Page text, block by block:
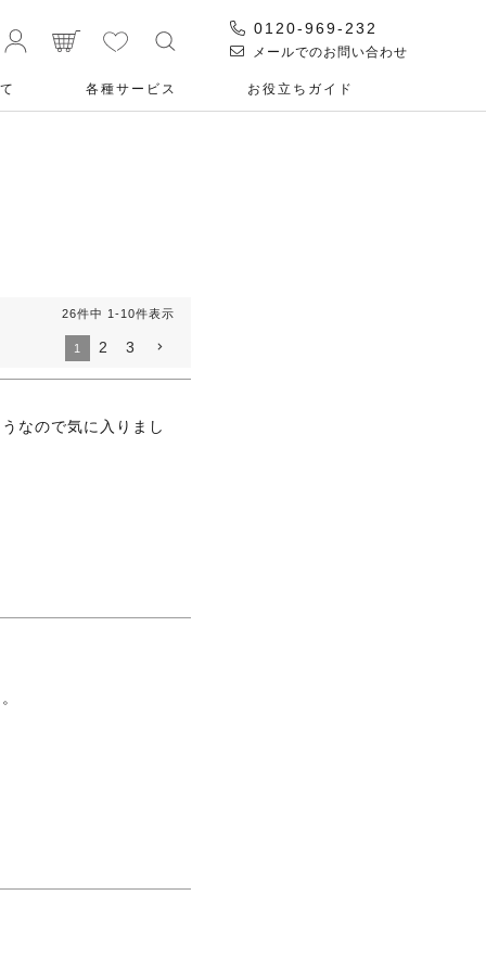
0120-969-232
メールでのお問い合わせ
各種サービス お役⽴ちガイド
26件中 1 -10件表示
1 2 3
なので気に入りまし